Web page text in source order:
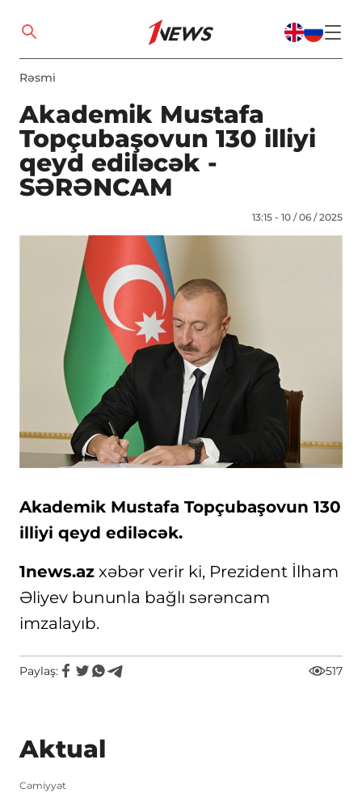
Rəsmi
Akademik Mustafa
Topçubaşovun 130 illiyi
qeyd ediləcək -
SƏRƏNCAM
13:15 - 10 / 06 / 2025
Akademik Mustafa Topçubaşovun 130
illiyi qeyd ediləcək.
1news.az xəbər verir ki, Prezident İlham
Əliyev bununla bağlı sərəncam
imzalayıb.
Paylaş: 517
Aktual
Cəmiyyət